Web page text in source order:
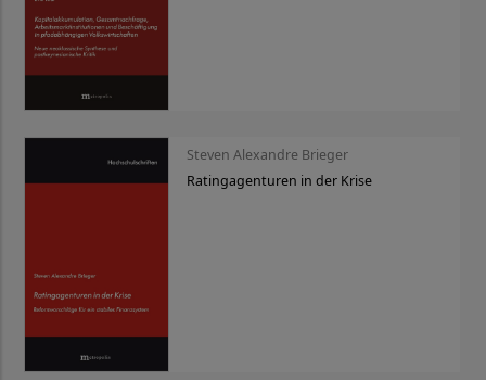
Steven Alexandre Brieger
Ratingagenturen in der Krise